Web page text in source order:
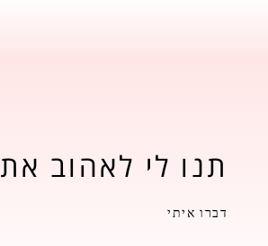
תנו לי לאהוב
דברו איתי